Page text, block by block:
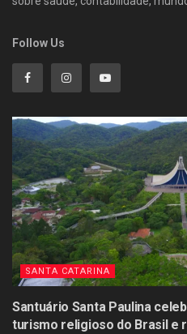
Follow Us
SANTA CATARINA
Santuário Santa Paulina
turismo religioso do Brasil e